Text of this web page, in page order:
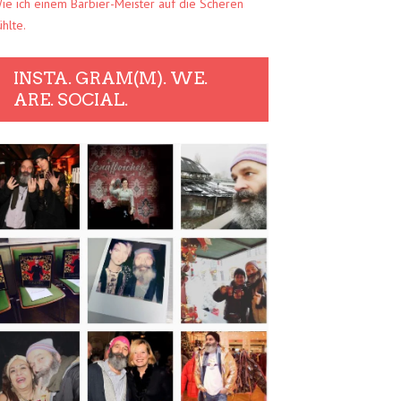
ich einem Barbier-Meister auf die Scheren
INSTA. GRAM(M). WE.
ARE. SOCIAL.